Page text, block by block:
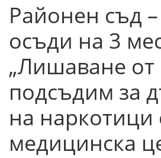
Районен съд –
осъди на 3
„Лишаване от
подсъдим за
на наркотици
медицинска